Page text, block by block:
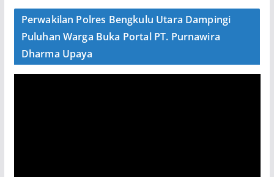
Perwakilan Polres Bengkulu Utara Dampingi
Puluhan Warga Buka Portal PT. Purnawira
Dharma Upaya